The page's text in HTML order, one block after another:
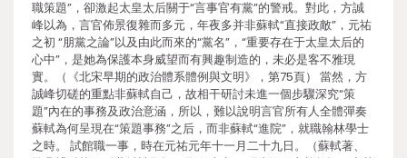
職策題”，卻激起太皇太后關于“言事官有黨”的警戒。對此，方誠
峰以為，言官佈景復雜而多元，年夜多并非蘇軾“直接政敵”，元祐
之初 “朋黨之論”以及由此而來的“黨名”，“重要存在于太皇太后的
心中”，是她為保護本身威望而有興趣制造的，未必是客不雅現
實。（《北宋早期的政治體系體例與文明》，第75頁） 當然，方
誠峰切磋的重點非蘇軾自己，故相干研討未進一個步驟深究“策
題”內在的事務及政治意涵，所以，難以說明言官所有人全體彈奏
蘇軾為何呈現在“策題事務”之后，而非蘇軾“進院”，就職翰林學士
之時。 試館職一事，時在元祐元年十一月二十九日。（蘇軾著、